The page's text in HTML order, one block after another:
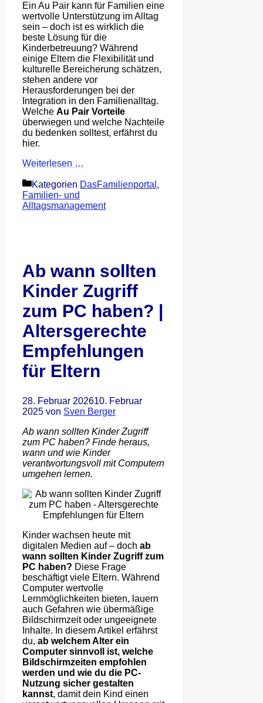
Ein Au Pair kann für Familien eine
wertvolle Unterstützung im Alltag
sein – doch ist es wirklich die
beste Lösung für die
Kinderbetreuung? Während
einige Eltern die Flexibilität und
kulturelle Bereicherung schätzen,
stehen andere vor
Herausforderungen bei der
Integration in den Familienalltag.
Welche Au Pair Vorteile
überwiegen und welche Nachteile
du bedenken solltest, erfährst du
hier.
Weiterlesen …
Kategorien DasFamilienportal ,
Familien- und
Alltagsmanagement
Ab wann sollten
Kinder Zugriff
zum PC haben? |
Altersgerechte
Empfehlungen
für Eltern
28. Februar 202610. Februar
2025 von Sven Berger
Ab wann sollten Kinder Zugriff
zum PC haben? Finde heraus,
wann und wie Kinder
verantwortungsvoll mit Computern
umgehen lernen.
Kinder wachsen heute mit
digitalen Medien auf – doch ab
wann sollten Kinder Zugriff zum
PC haben? Diese Frage
beschäftigt viele Eltern. Während
Computer wertvolle
Lernmöglichkeiten bieten, lauern
auch Gefahren wie übermäßige
Bildschirmzeit oder ungeeignete
Inhalte. In diesem Artikel erfährst
du, ab welchem Alter ein
Computer sinnvoll ist, welche
Bildschirmzeiten empfohlen
werden und wie du die PC-
Nutzung sicher gestalten
kannst, damit dein Kind einen